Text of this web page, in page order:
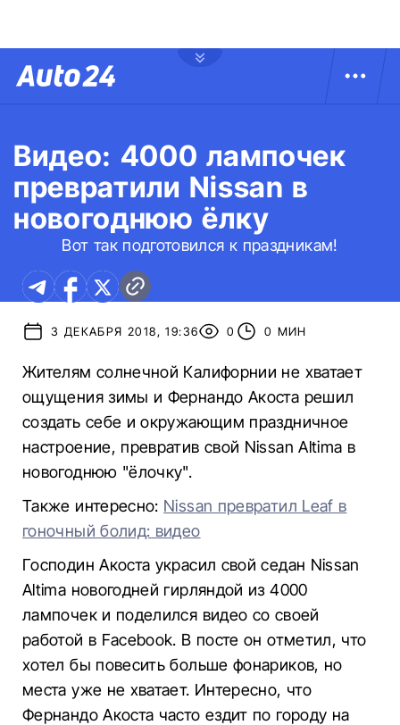
Видео: 4000 лампочек
превратили Nissan в
новогоднюю ёлку
Вот так подготовился к праздникам!
3 ДЕКАБРЯ 2018, 19:36 0 0 МИН
Жителям солнечной Калифорнии не хватает
ощущения зимы и Фернандо Акоста решил
создать себе и окружающим праздничное
настроение, превратив свой Nissan Altima в
новогоднюю "ёлочку".
Также интересно: Nissan превратил Leaf в
гоночный болид: видео
Господин Акоста украсил свой седан Nissan
Altima новогодней гирляндой из 4000
лампочек и поделился видео со своей
работой в Facebook. В посте он отметил, что
хотел бы повесить больше фонариков, но
места уже не хватает. Интересно, что
Фернандо Акоста часто ездит по городу на